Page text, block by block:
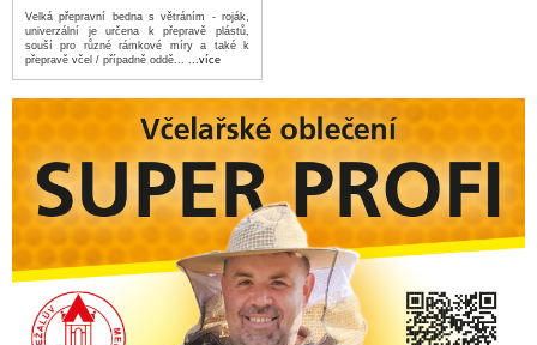
Velká přepravní bedna s větráním - roják,
univerzální je určena k přepravě plástů,
souší pro různé rámkové míry a také k
přepravě včel / případně oddě... ...více